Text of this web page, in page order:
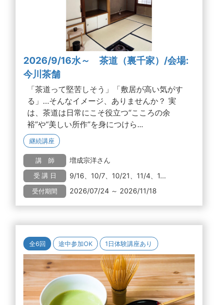
2026/9/16水～ 茶道（裏千家）/会場:
今川茶舗
「茶道って堅苦しそう」「敷居が高い気がす
る」…そんなイメージ、ありませんか？ 実
は、茶道は日常にこそ役立つ“こころの余
裕”や“美しい所作”を身につけら...
継続講座
講 師 増成宗洋さん
受 講 日 9/16、10/7、10/21、11/4、1...
受付期間 2026/07/24 ～ 2026/11/18
全6回 途中参加OK 1日体験講座あり